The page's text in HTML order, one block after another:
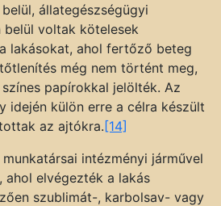
állategészségügyi
voltak kötelesek
lakásokat, ahol fertőző beteg
még nem történt meg,
papírokkal jelölték. Az
idején külön erre a célra készült
az ajtókra.[14]
intézményi járművel
ahol elvégezték a lakás
szublimát-, karbolsav- vagy